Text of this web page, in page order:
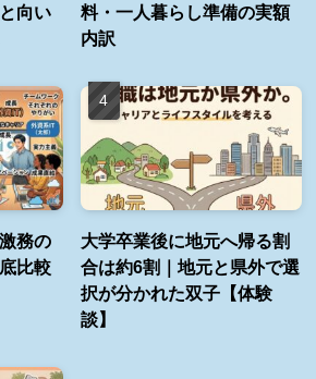
向い
料・一人暮らし準備の実額
内訳
務の
比較
大学卒業後に地元へ帰る割
合は約6割｜地元と県外で選
択が分かれた双子【体験
談】